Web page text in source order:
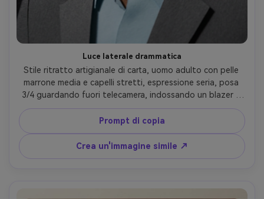
Luce laterale drammatica
Stile ritratto artigianale di carta, uomo adulto con pelle
marrone media e capelli stretti, espressione seria, posa
3/4 guardando fuori telecamera, indossando un blazer a
carbone e camicia a collo aperto, sfondo costruito da
lastre di carta a strati scuri e forme geometriche
ritagliate, forte illuminazione laterale che crea ombre a
strati profondi, bordi ad alto contrasto ma morbidi,
composizione centrata, grano tattile di cartone, linee di
Prompt di copia
Crea un'immagine simile ↗